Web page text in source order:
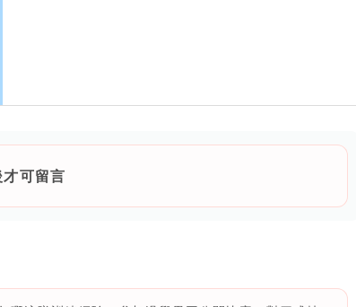
才可留言